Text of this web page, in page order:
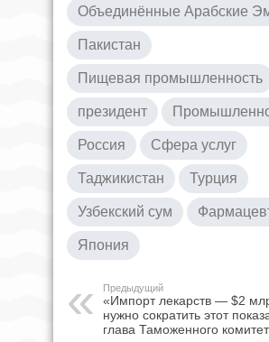
Объединённые Арабские
Пакистан
Пищевая промышленность
президент
Россия Сфера услуг
Таджикистан Турция
Узбекский сум
Япония
Предыдущий
«Импорт лекарств — $2
нужно сократить этот
глава Таможенного